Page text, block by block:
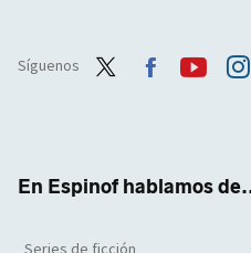
Síguenos
En Espinof hablamos
Series de ficción